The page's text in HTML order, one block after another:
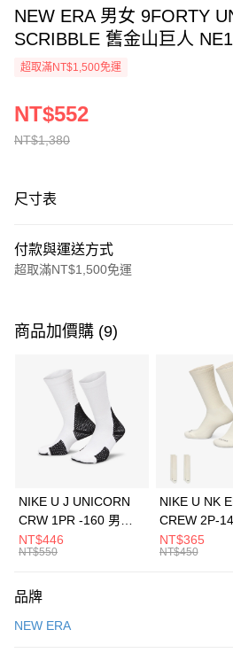
NEW ERA 男女 9FORTY
SCRIBBLE 舊金山巨人
超取滿NT$1,500免運
NT$1,380
NT$552
尺寸表
付款與運送方式
超取滿NT$1,500免運
信用卡一次付款
3 期 0 利率 每期
合作金庫商業銀行
第
華南商業銀行
彰
上海商業儲蓄銀行
元大商業銀行
台灣樂天信用卡公司
Apple Pay
全盈+PAY
AFTEE先享後付
【關於「AFTEE先享後付」】
便利好安心！
運送方式
商品加價購 (9)
NIKE U J UNICORN
CRW 1PR -160 男女
中統襪 FZ3393100
NT$446
NT$550
NIKE U NK
CREW 2P-
EMBRDY 男
FZ3073133
NT$365
NT$450
品牌
NEW ERA